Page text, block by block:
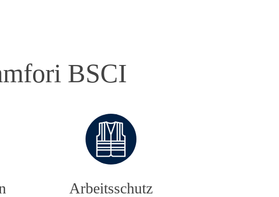
BSCI
Arbeitsschutz